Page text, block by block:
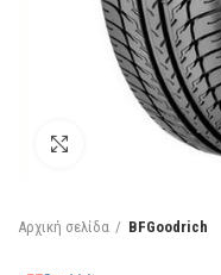
Κάντε κλικ για
Αρχική σελίδα BFGoodrich